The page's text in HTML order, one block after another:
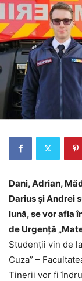
Dani, Adrian,
Darius și Andrei
lună, se vor afla
de Urgență
Studenții vin de
Cuza” –
Tinerii vor fi